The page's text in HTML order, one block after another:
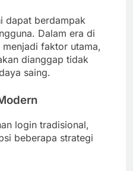
dapat berdampak
Dalam era di
faktor utama,
dianggap tidak
saing.
login tradisional,
beberapa strategi